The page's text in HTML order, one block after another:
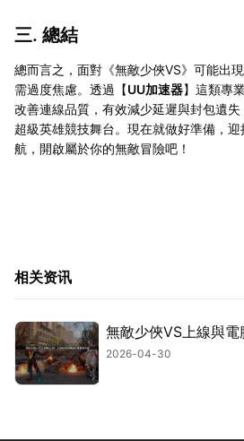
三. 總結
總而言之，面對《無敵少俠VS》可能出
需過度焦慮。透過【UU加速器】這類專
改善連線品質，有效減少延遲與封包遺
超級英雄競技舞台。現在就做好準備，
航，開啟屬於你的無敵冒險吧！
相关资讯
無敵少俠VS上線與電
2026-04-30